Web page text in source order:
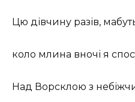
Цю дівчину разів, мабуть,
коло млина вночі я
Над Ворсклою з